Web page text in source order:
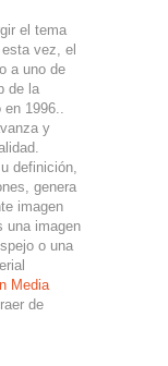
el tema
vez, el
a uno de
de la
en 1996..
y
definición,
genera
imagen
una imagen
o una
Media
de